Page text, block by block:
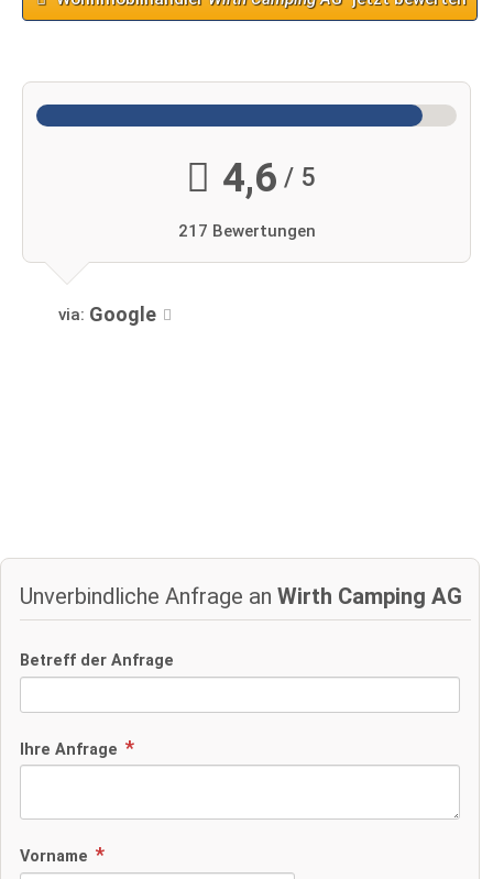
4,6 / 5
217 Bewertungen
via: Google
Unverbindliche Anfrage an Wirth Camping AG
Betreff der Anfrage
Ihre Anfrage
Vorname